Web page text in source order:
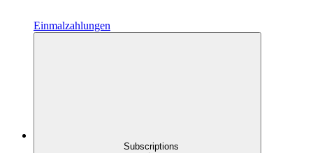
Einmalzahlungen
Subscriptions